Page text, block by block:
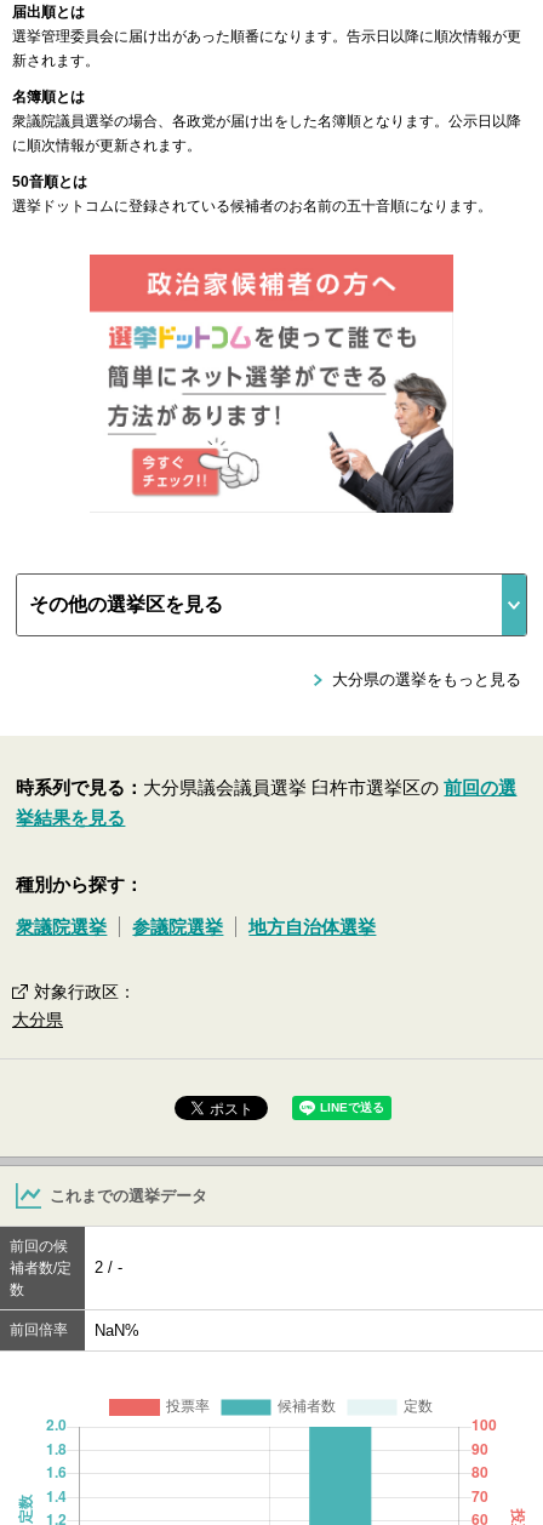
届出順とは
選挙管理委員会に届け出があった順番になります。告示日以降に順次情報が更
新されます。
名簿順とは
衆議院議員選挙の場合、各政党が届け出をした名簿順となります。公示日以降
に順次情報が更新されます。
50音順とは
選挙ドットコムに登録されている候補者のお名前の五十音順になります。
大分県の選挙をもっと見る
時系列で見る： 大分県議会議員選挙 臼杵市選挙区の前回の選
挙結果を見る
種別から探す：
衆議院選挙 参議院選挙 地方自治体選挙
対象行政区 ：
大分県
これまでの選挙データ
前回の候
補者数/定
数
2 / -
前回倍率 NaN%